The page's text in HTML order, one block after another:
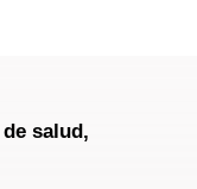
salud,